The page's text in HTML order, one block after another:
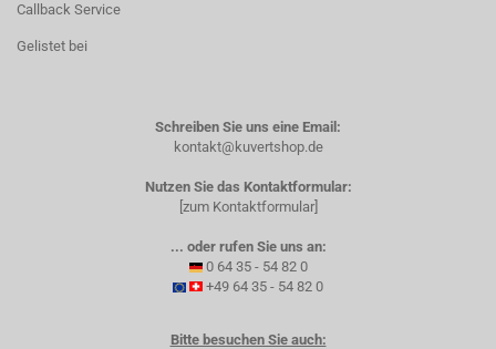
Callback Service
Gelistet bei
Schreiben Sie uns eine Email:
kontakt@kuvertshop.de
Nutzen Sie das Kontaktformular:
[zum Kontaktformular]
... oder rufen Sie uns an:
0 64 35 - 54 82 0
+49 64 35 - 54 82 0
Bitte besuchen Sie auch: